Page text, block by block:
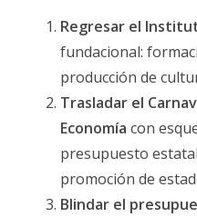
Regresar el
fundacional:
producción de
Trasladar el
Economía con
presupuesto
promoción de
Blindar el